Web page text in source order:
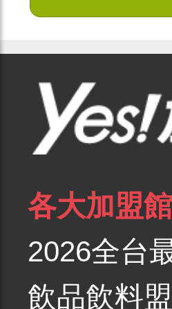
各大加盟館
2026全台
飲品飲料